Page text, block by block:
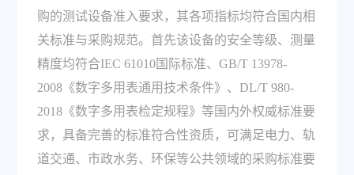
购的测试设备准入要求，其各项指标均符合国内相
关标准与采购规范。首先该设备的安全等级、测量
精度均符合IEC 61010国际标准、GB/T 13978-
2008《数字多用表通用技术条件》、DL/T 980-
2018《数字多用表检定规程》等国内外权威标准要
求，具备完善的标准符合性资质，可满足电力、轨
道交通、市政水务、环保等公共领域的采购标准要